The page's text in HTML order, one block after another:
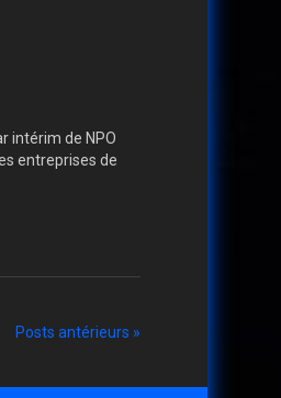
intérim de NPO
entreprises de
Posts antérieurs »